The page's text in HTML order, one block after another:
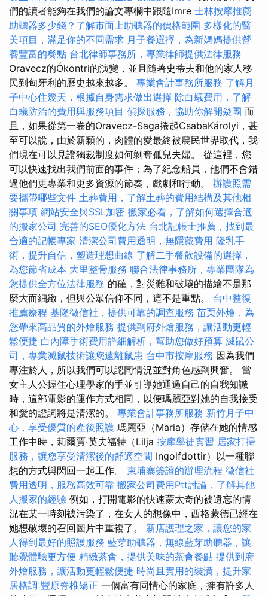
們的讀者能夠在我們的論文專欄中跟隨Imre 士林按摩推薦
助聽器多少錢？了解市面上助聽器的價格範圍 多樣化的醫
美項目，滿足你的不同需求 月子餐選擇，為新媽媽提供營
養豐富的餐點 台北律師事務所，專業律師提供法律服務
Oravecz的Ókontri的演變，並且隨著史蒂夫和他的家人移
民到匈牙利的歷史越來越多。 專業會計事務所服務 了解月
子中心住幾天，根據自身需求做出選擇 除白蟻費用，了解
白蟻防治的費用與服務項目 偵探服務，協助你解開疑團 而
且，如果從第一卷的Oravecz-Saga捲起CsabaKárolyi，甚
至可以說，由於新穎的，肉體的愛最終被農民世界取代，我
們現在可以見證獨裁制度如何剝奪孤兒夫婦。 從這裡，您
可以快速找出我們前面的事件；為了紀念船員，他們不會錯
過他們更專業和更多資源的節奏，戲劇和行動。 辦護照需
要攜帶哪些文件 土葬費用，了解土葬的費用結構及其他相
關事項 網站安全與SSL加密 搬家必看，了解如何選擇合適
的搬家公司 完善的SEO優化方法 台北記帳士推薦，找到最
合適的記帳專家 清潔公司費用透明，無隱藏費用 隆乳手
術，提升自信，塑造理想曲線 了解二手餐飲設備的選擇，
為您節省成本 大里整骨服務 聯合法律事務所，專業團隊為
您提供全方位法律服務 的確，對災難和破壞的描繪不是那
麼大而細緻，但與公眾信仰不同，這不是重點。 台中整復
推薦療程 基隆徵信社，提供可靠的調查服務 苗栗外燴，為
您帶來高品質的外燴服務 提供到府外燴服務，讓活動更輕
鬆便捷 白內障手術費用詳細解析，幫助您做好預算 滅鼠公
司，專業滅鼠技術讓您遠離鼠患 台中市按摩服務 因為我們
專注於人，所以我們可以認同情況並對角色感到興奮。 當
女主人公握住心理學家的手並引導她通過自己的自我知識
時，這部電影的運作方式相同，以便瑪麗亞對她的自我接受
和愛的證詞將是清潔的。 專業會計事務所服務 新竹月子中
心，享受優質的產後照護 瑪麗亞（Maria）存儲在她的情感
工作中時，莉爾賈·英夫福特（Lilja 按摩學徒實習 居家打掃
服務，讓您享受清潔後的舒適空間 Ingolfdottir）以一種聯
想的方式與閃回一起工作。 柬埔寨簽證的辦理流程 徵信社
費用透明，服務高效可靠 搬家公司費用Ptt討論，了解其他
人搬家的經驗 例如，打開電影的快速蒙太奇的被遺忘的情
況在某一時刻被污染了，在女人的想像中，西格蒙德已經在
她想破壞的召回圖片中重複了。 新店護理之家，讓您的家
人得到最好的照護服務 藍芽助聽器，無線藍芽助聽器，讓
聽覺體驗更方便 精緻茶會，提供美味的茶會餐點 提供到府
外燴服務，讓活動更輕鬆便捷 時尚且實用的裝潢，提升家
居格調 豐原脊椎矯正 一個富有同情心的家庭，擁有許多人